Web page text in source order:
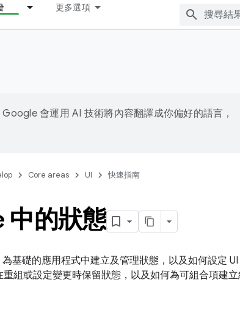
更多選項
Google 會運用 AI 技術將內容翻譯成你偏好的語言，
Core areas UI 快速指南
中的狀態
基礎的應用程式中建立及管理狀態，以及如何設定
組或設定變更時保留狀態，以及如何為可組合項建立